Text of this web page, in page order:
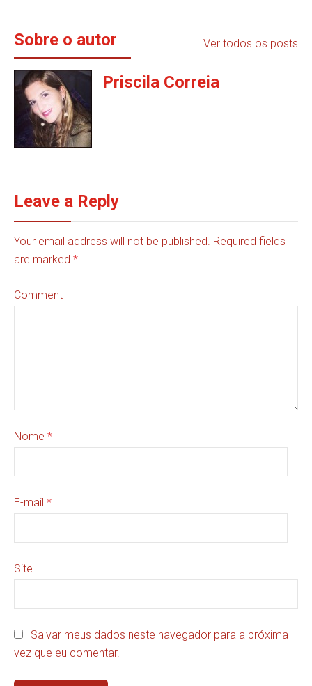
Sobre o autor Ver todos os posts
Priscila Correia
Leave a Reply
Your email address will not be published. Required fields
are marked *
Comment
Nome *
E-mail *
Site
Salvar meus dados neste navegador para a próxima
vez que eu comentar.